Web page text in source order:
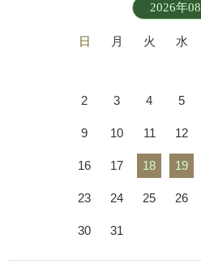
2026年08
日 月 火 水
2 3 4 5
9 10 11 12
16 17 18 19
23 24 25 26
30 31